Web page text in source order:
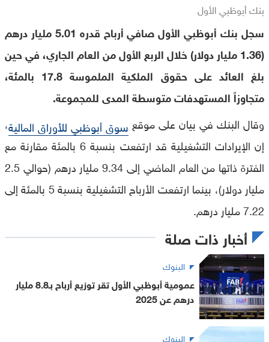
بنك أبوظبي الأول
سجل بنك أبوظبي الأول صافي أرباح قدره 5.01 مليار درهم
(1.36 مليار دولار) خلال الربع الأول من العام الجاري، في حين
بلغ العائد على حقوق الملكية الملموسة 17.8 بالمئة،
متجاوزاً المستهدفات متوسطة المدى للمجموعة.
وقال البنك في بيان على موقع سوق أبوظبي للأوراق المالية،
إن الإيرادات التشغيلية قد ارتفعت بنسبة 6 بالمئة مقارنة مع
الفترة ذاتها من العام الماضي إلى 9.34 مليار درهم (حوالي 2.5
مليار دولار)، بينما ارتفعت الأرباح التشغيلية بنسبة 5 بالمئة إلى
7.22 مليار درهم.
أخبار ذات صلة
البنوك
عمومية أبوظبي الأول تقر توزيع أرباح بـ8.8 مليار
درهم عن 2025
البنوك